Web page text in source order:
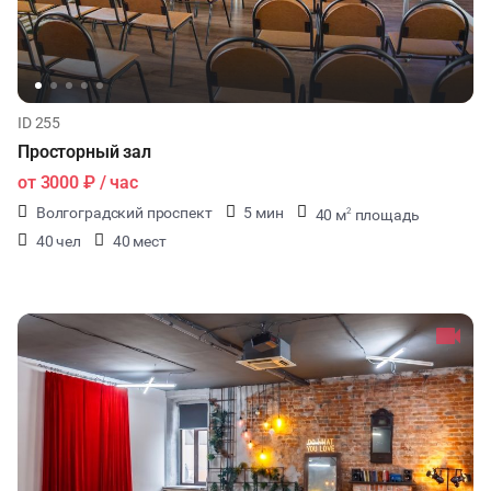
ID 255
Просторный зал
от 3000 ₽/ час
Волгоградский проспект 5 мин 40 м2 площадь
40 чел
40 мест